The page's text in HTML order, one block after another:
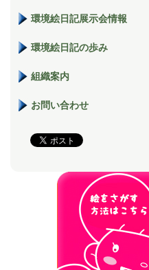
環境絵日記展示会情報
環境絵日記の歩み
組織案内
お問い合わせ